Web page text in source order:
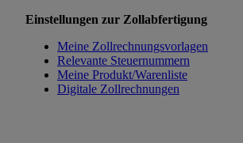
Einstellungen zur Zollabfertigung
Meine Zollrechnungsvorlagen
Relevante Steuernummern
Meine Produkt/Warenliste
Digitale Zollrechnungen